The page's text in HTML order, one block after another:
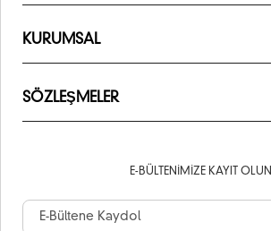
KURUMSAL
SÖZLEŞMELER
E-BÜLTENIMIZE KAYIT OLUN